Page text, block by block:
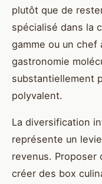
plutôt que de
spécialisé dans la
gamme ou un
gastronomie
substantiellement
polyvalent.
La diversification
représente un
revenus. Proposer
créer des box